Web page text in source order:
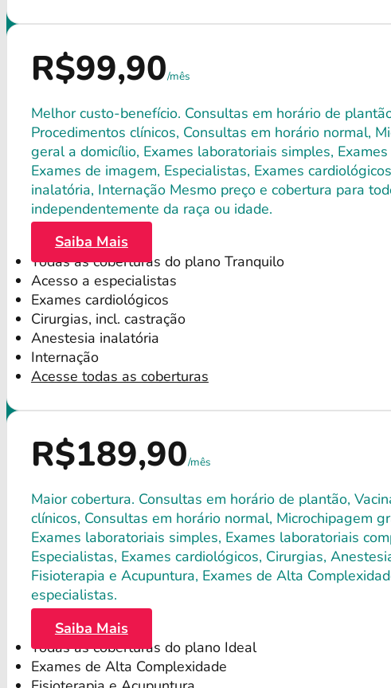
R$99,90/mês
Melhor custo-benefício. Consultas em horário de
Procedimentos clínicos, Consultas em horário normal,
geral a domicílio, Exames laboratoriais simples,
Exames de imagem, Especialistas, Exames
inalatória, Internação Mesmo preço e cobertura para
independentemente da raça ou idade.
Saiba Mais
Todas as coberturas do plano Tranquilo
Acesso a especialistas
Exames cardiológicos
Cirurgias, incl. castração
Anestesia inalatória
Internação
Acesse todas as coberturas
R$189,90/mês
Maior cobertura. Consultas em horário de plantão,
clínicos, Consultas em horário normal, Microchipagem
Exames laboratoriais simples, Exames laboratoriais
Especialistas, Exames cardiológicos, Cirurgias,
Fisioterapia e Acupuntura, Exames de Alta
especialistas.
Saiba Mais
Todas as coberturas do plano Ideal
Exames de Alta Complexidade